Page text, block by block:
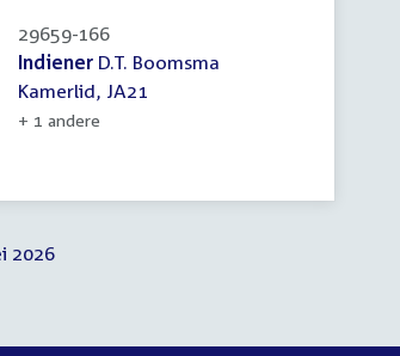
29659-166
IndienerD.T. Boomsma
Kamerlid, JA21
+ 1 andere
2026